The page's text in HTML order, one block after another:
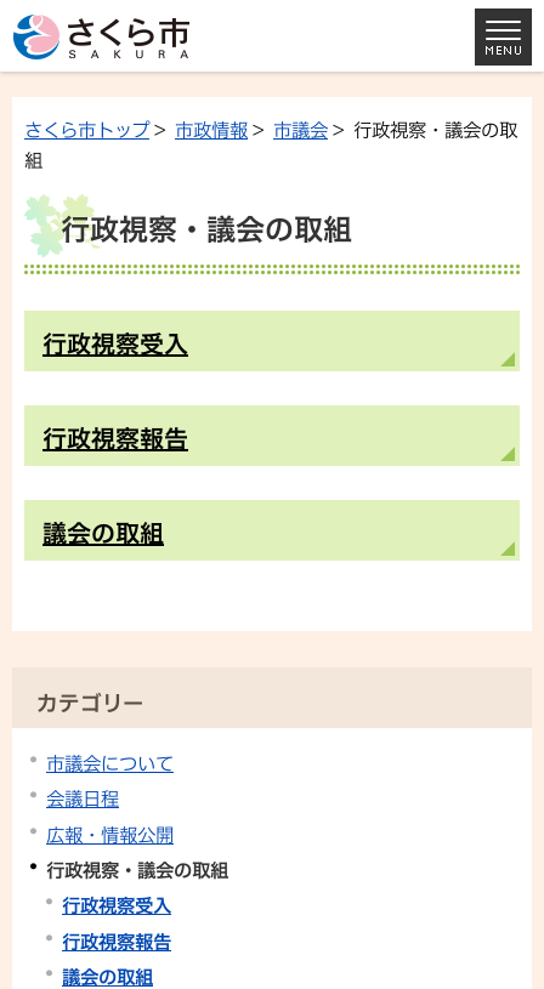
さくら市トップ> 市政情報 > 市議会 > 行政視察・議会の取
組
行政視察・議会の取組
行政視察受入
行政視察報告
議会の取組
カテゴリー
市議会について
会議日程
広報・情報公開
行政視察・議会の取組
行政視察受入
行政視察報告
議会の取組